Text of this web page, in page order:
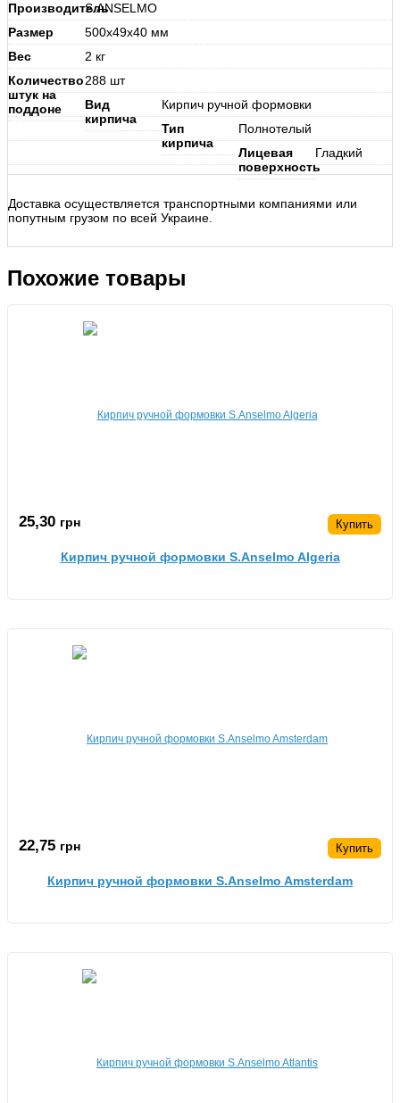
ПроизводительS.ANSELMO
Размер
500х49х40 мм
Вес
2 кг
Количество
штук на
поддоне
288 шт
Вид
кирпича
Кирпич ручной формовки
Тип
кирпича
Полнотелый
Лицевая
поверхность
Гладкий
Доставка осуществляется транспортными компаниями или
попутным грузом по всей Украине.
Похожие товары
25,30 грн Купить
Кирпич ручной формовки S.Anselmo Algeria
22,75 грн Купить
Кирпич ручной формовки S.Anselmo Amsterdam